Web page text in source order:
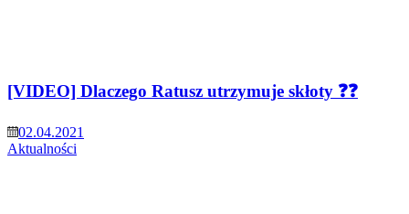
[VIDEO] Dlaczego Ratusz utrzymuje skłoty ❓❓
02.04.2021
Aktualności